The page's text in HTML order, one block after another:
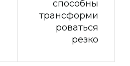
способны
трансформи
роваться
резко